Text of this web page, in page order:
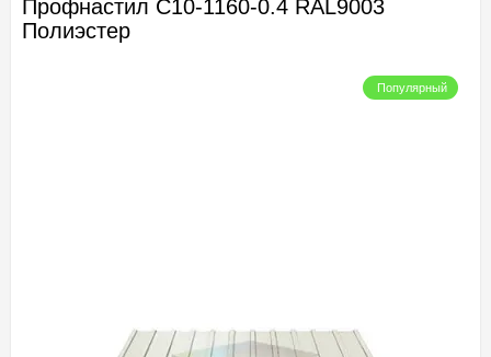
Профнастил С10-1160-0.4 RAL9003
Полиэстер
Популярный